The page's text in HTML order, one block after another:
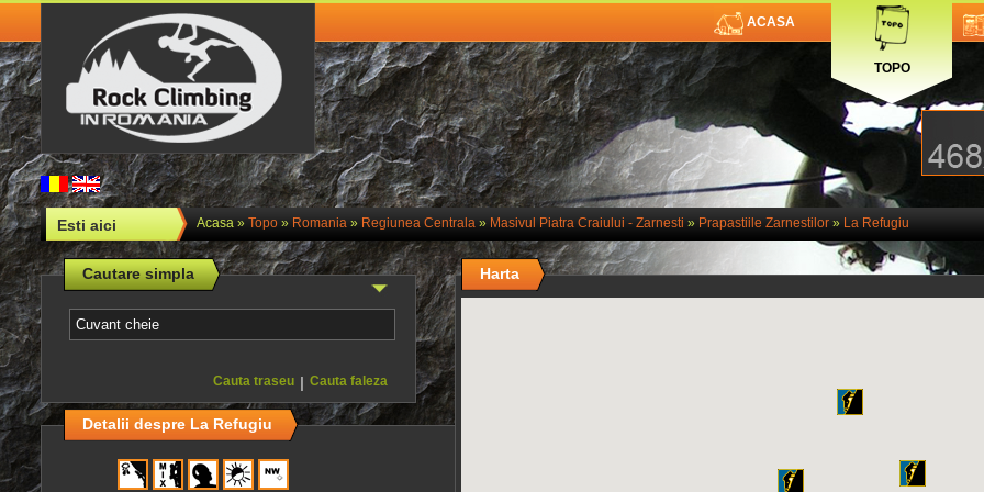
TOPO
ACASA
Esti aici Acasa» Topo» Romania» Regiunea Centrala» Masivul Piatra Craiului - Zarnesti » Prapastiile Zarnestilor» La Refugiu
Cautare simpla
Cauta faleza
|
Cauta traseu
Harta
Detalii despre La Refugiu